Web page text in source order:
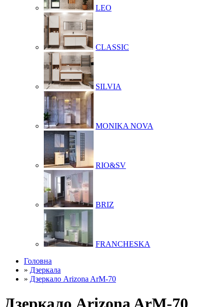
LEO
CLASSIC
SILVIA
MONIKA NOVA
RIO&SV
BRIZ
FRANCHESKA
Головна
» Дзеркала
» Дзеркало Arizona ArM-70
Дзеркало Arizona ArM-70